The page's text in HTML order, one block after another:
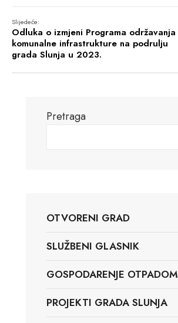
Slijedeće:
Odluka o izmjeni Programa održavanja
komunalne infrastrukture na podrulju
grada Slunja u 2023.
Pretraga
OTVORENI GRAD
SLUŽBENI GLASNIK
GOSPODARENJE OTPADOM
PROJEKTI GRADA SLUNJA